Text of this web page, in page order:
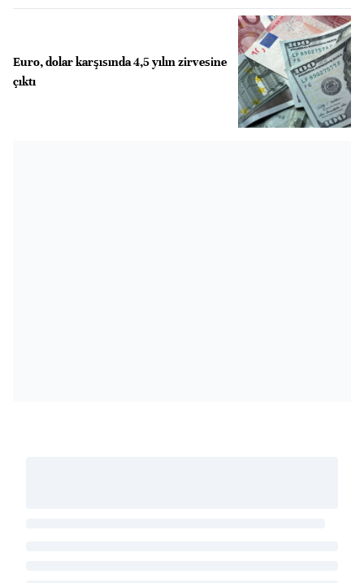
Euro, dolar karşısında 4,5 yılın zirvesine
çıktı